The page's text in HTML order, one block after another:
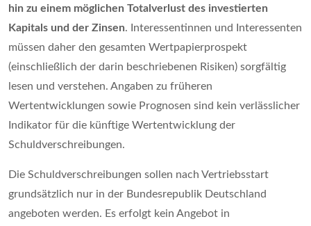
hin zu einem möglichen Totalverlust des investierten
Kapitals und der Zinsen. Interessentinnen und Interessenten
müssen daher den gesamten Wertpapierprospekt
(einschließlich der darin beschriebenen Risiken) sorgfältig
lesen und verstehen. Angaben zu früheren
Wertentwicklungen sowie Prognosen sind kein verlässlicher
Indikator für die künftige Wertentwicklung der
Schuldverschreibungen.
Die Schuldverschreibungen sollen nach Vertriebsstart
grundsätzlich nur in der Bundesrepublik Deutschland
angeboten werden. Es erfolgt kein Angebot in